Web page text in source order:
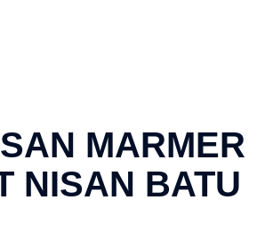
MARMER
NISAN BATU